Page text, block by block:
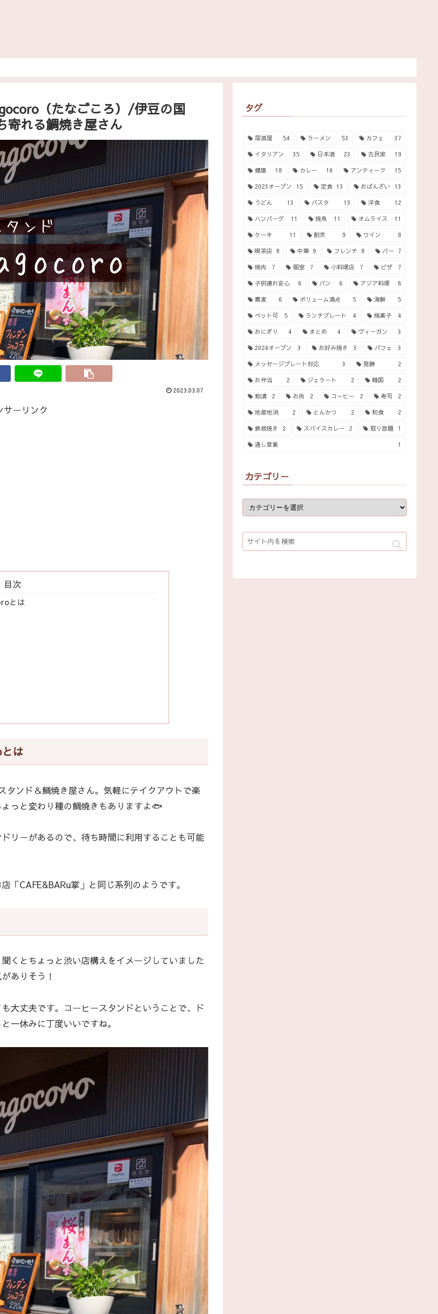
（たなごころ）/伊豆の国
寄れる鯛焼き屋さん
2023.03.07
サーリンク
目次
とは
は
ンド＆鯛焼き屋さん。気軽にテイクアウトで楽
っと変わり種の鯛焼きもありますよ🐟
リーがあるので、待ち時間に利用することも可能
「CAFE&BARu掌」と同じ系列のようです。
くとちょっと渋い店構えをイメージしていました
ありそう！
大丈夫です。コーヒースタンドということで、ド
一休みに丁度いいですね。
タグ
居酒屋 54 ラーメン 53 カフェ 37
イタリアン 35 日本酒 23 古民家 19
健康 18 カレー 16 アンティーク 15
2023オープン 15 定食 13 おばんざい 13
うどん 13 パスタ 13 洋食 12
ハンバーグ 11 焼鳥 11 オムライス 11
ケーキ 11 割烹 9 ワイン 8
喫茶店 8 中華 8 フレンチ 8 バー 7
焼肉 7 個室 7 小料理店 7 ピザ 7
子供連れ安心 6 パン 6 アジア料理 6
蕎麦 6 ボリューム満点 5 海鮮 5
ペット可 5 ランチプレート 4 焼菓子 4
おにぎり 4 まとめ 4 ヴィーガン 3
2024オープン 3 お好み焼き 3 パフェ 3
メッセージプレート対応 3 発酵 2
お弁当 2 ジェラート 2 韓国 2
粕漬 2 お肉 2 コーヒー 2 寿司 2
地産地消 2 とんかつ 2 和食 2
鉄板焼き 2 スパイスカレー 2 取り放題 1
通し営業 1
カテゴリー